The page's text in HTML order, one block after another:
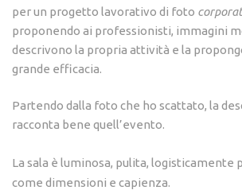
per un progetto lavorativo di foto
proponendo ai professionisti, immagini
descrivono la propria attività e la
grande efficacia.
Partendo dalla foto che ho scattato, la
racconta bene quell’evento.
La sala è luminosa, pulita, logisticamente
come dimensioni e capienza.